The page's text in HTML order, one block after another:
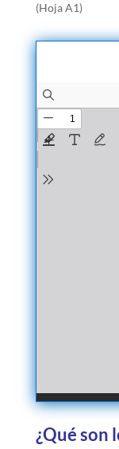
(Hoja A1)
¿Qué son